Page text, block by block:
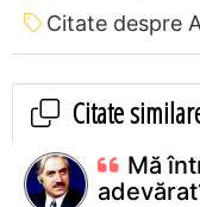
Citate despre
Citate
Mă